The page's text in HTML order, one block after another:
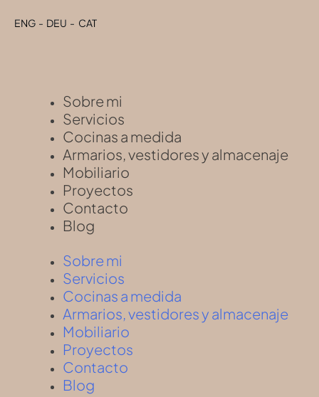
ENG - DEU - CAT
ENG - DEU - CAT
Sobre mi
Servicios
Cocinas a medida
Armarios, vestidores y almacenaje
Mobiliario
Proyectos
Contacto
Blog
Sobre mi
Servicios
Cocinas a medida
Armarios, vestidores y almacenaje
Mobiliario
Proyectos
Contacto
Blog